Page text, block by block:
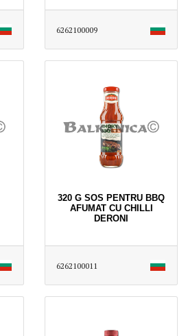
6262100009
320 G SOS PENTRU BBQ
AFUMAT CU CHILLI
DERONI
6262100011